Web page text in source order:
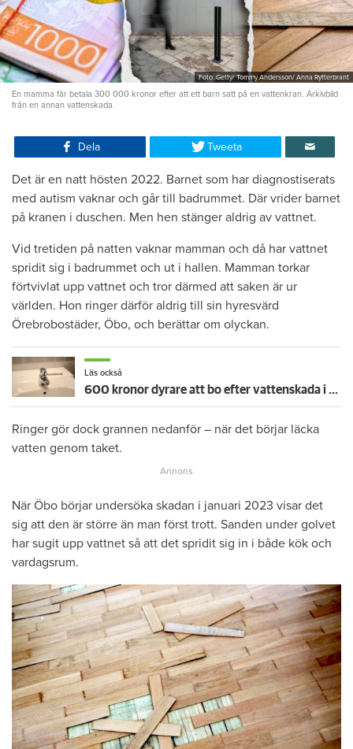
Foto: Getty/ Tommy Andersson/ Anna Rytterbrant
En mamma får betala 300 000 kronor efter att ett barn satt på en vattenkran. Arkivbild
från en annan vattenskada.
Dela Tweeta
Det är en natt hösten 2022. Barnet som har diagnostiserats
med autism vaknar och går till badrummet. Där vrider barnet
på kranen i duschen. Men hen stänger aldrig av vattnet.
Vid tretiden på natten vaknar mamman och då har vattnet
spridit sig i badrummet och ut i hallen. Mamman torkar
förtvivlat upp vattnet och tror därmed att saken är ur
världen. Hon ringer därför aldrig till sin hyresvärd
Örebrobostäder, Öbo, och berättar om olyckan.
Läs också
600 kronor dyrare att bo efter vattenskada i Varberg
Ringer gör dock grannen nedanför – när det börjar läcka
vatten genom taket.
När Öbo börjar undersöka skadan i januari 2023 visar det
sig att den är större än man först trott. Sanden under golvet
har sugit upp vattnet så att det spridit sig in i både kök och
vardagsrum.